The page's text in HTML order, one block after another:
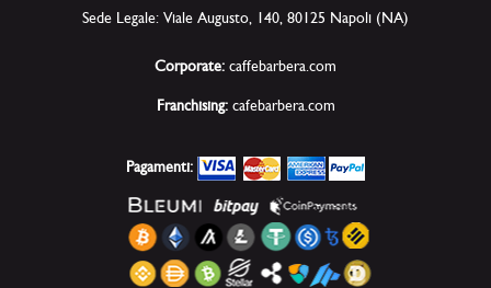
Sede Legale: Viale Augusto, 140, 80125 Napoli (NA)
Corporate: caffebarbera.com
Franchising: cafebarbera.com
Pagamenti: